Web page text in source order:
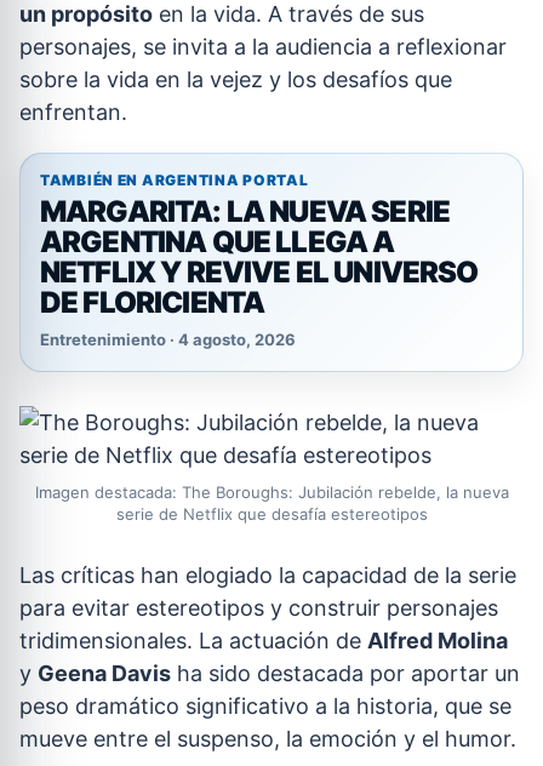
un propósito en la vida. A través de sus
personajes, se invita a la audiencia a reflexionar
sobre la vida en la vejez y los desafíos que
enfrentan.
TAMBIÉN EN ARGENTINA PORTAL
MARGARITA: LA NUEVA SERIE
ARGENTINA QUE LLEGA A
NETFLIX Y REVIVE EL UNIVERSO
DE FLORICIENTA
Entretenimiento · 4 agosto, 2026
Imagen destacada: The Boroughs: Jubilación rebelde, la nueva
serie de Netflix que desafía estereotipos
Las críticas han elogiado la capacidad de la serie
para evitar estereotipos y construir personajes
tridimensionales. La actuación de Alfred Molina
y Geena Davis ha sido destacada por aportar un
peso dramático significativo a la historia, que se
mueve entre el suspenso, la emoción y el humor.